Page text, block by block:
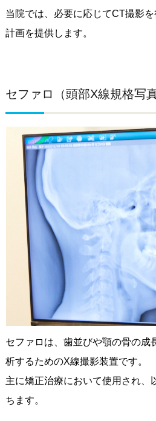
当院では、必要に応じてCT撮影
計画を提供します。
セファロ（頭部X線規格写真
セファロは、歯並びや顎の骨の成
析するためのX線撮影装置です。
主に矯正治療において使用され、
ちます。